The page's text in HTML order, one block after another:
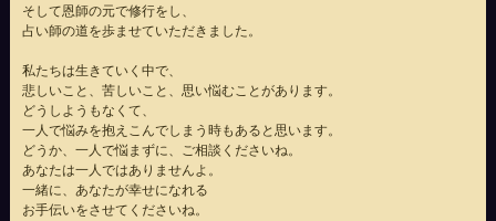
そして恩師の元で修行をし、
占い師の道を歩ませていただきました。
私たちは生きていく中で、
悲しいこと、苦しいこと、思い悩むことがあります。
どうしようもなくて、
一人で悩みを抱えこんでしまう時もあると思います。
どうか、一人で悩まずに、ご相談くださいね。
あなたは一人ではありませんよ。
一緒に、あなたが幸せになれる
お手伝いをさせてくださいね。